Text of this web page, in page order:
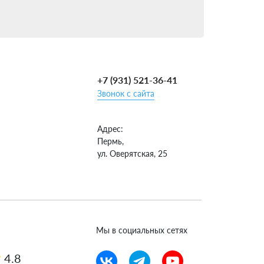
к выбору установщика ГБО гарантирует
все тонкости установки на Renault
гарантию до 7 лет. А
+7 (931) 521-36-41
Звонок с сайта
Адрес:
Пермь,
ул. Оверятская, 25
4.8
Мы в социальных сетях